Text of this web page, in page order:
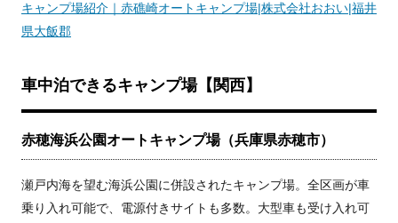
キャンプ場紹介｜赤礁崎オートキャンプ場|株式会社おおい|福井
県大飯郡
車中泊できるキャンプ場【関西】
赤穂海浜公園オートキャンプ場（兵庫県赤穂市）
瀬戸内海を望む海浜公園に併設されたキャンプ場。全区画が車
乗り入れ可能で、電源付きサイトも多数。大型車も受け入れ可